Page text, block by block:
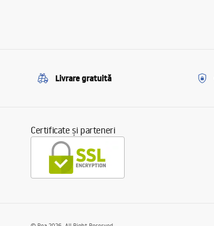
Livrare gratuită
Certificate și parteneri